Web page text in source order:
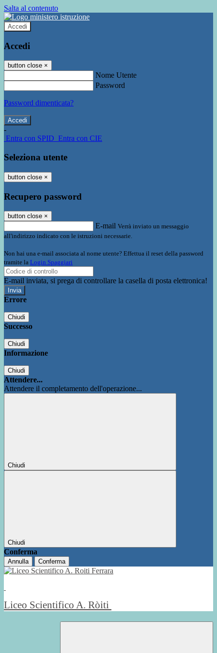
Salta al contenuto
Accedi
Accedi
button close ×
Nome Utente
Password
Password dimenticata?
-
Entra con SPID Entra con CIE
Seleziona utente
button close ×
Recupero password
button close ×
E-mail Verrà inviato un messaggio
all'indirizzo indicato con le istruzioni necessarie.
Non hai una e-mail associata al nome utente? Effettua il reset della password
tramite la Login Spaggiari
E-mail inviata, si prega di controllare la casella di posta elettronica!
Errore
Chiudi
Successo
Chiudi
Informazione
Chiudi
Attendere...
Attendere il completamento dell'operazione...
Chiudi
Chiudi
Conferma
Annulla Conferma
Liceo Scientifico A. Ròiti